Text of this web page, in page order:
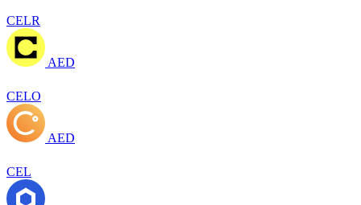
CELR
AED
CELO
AED
CEL